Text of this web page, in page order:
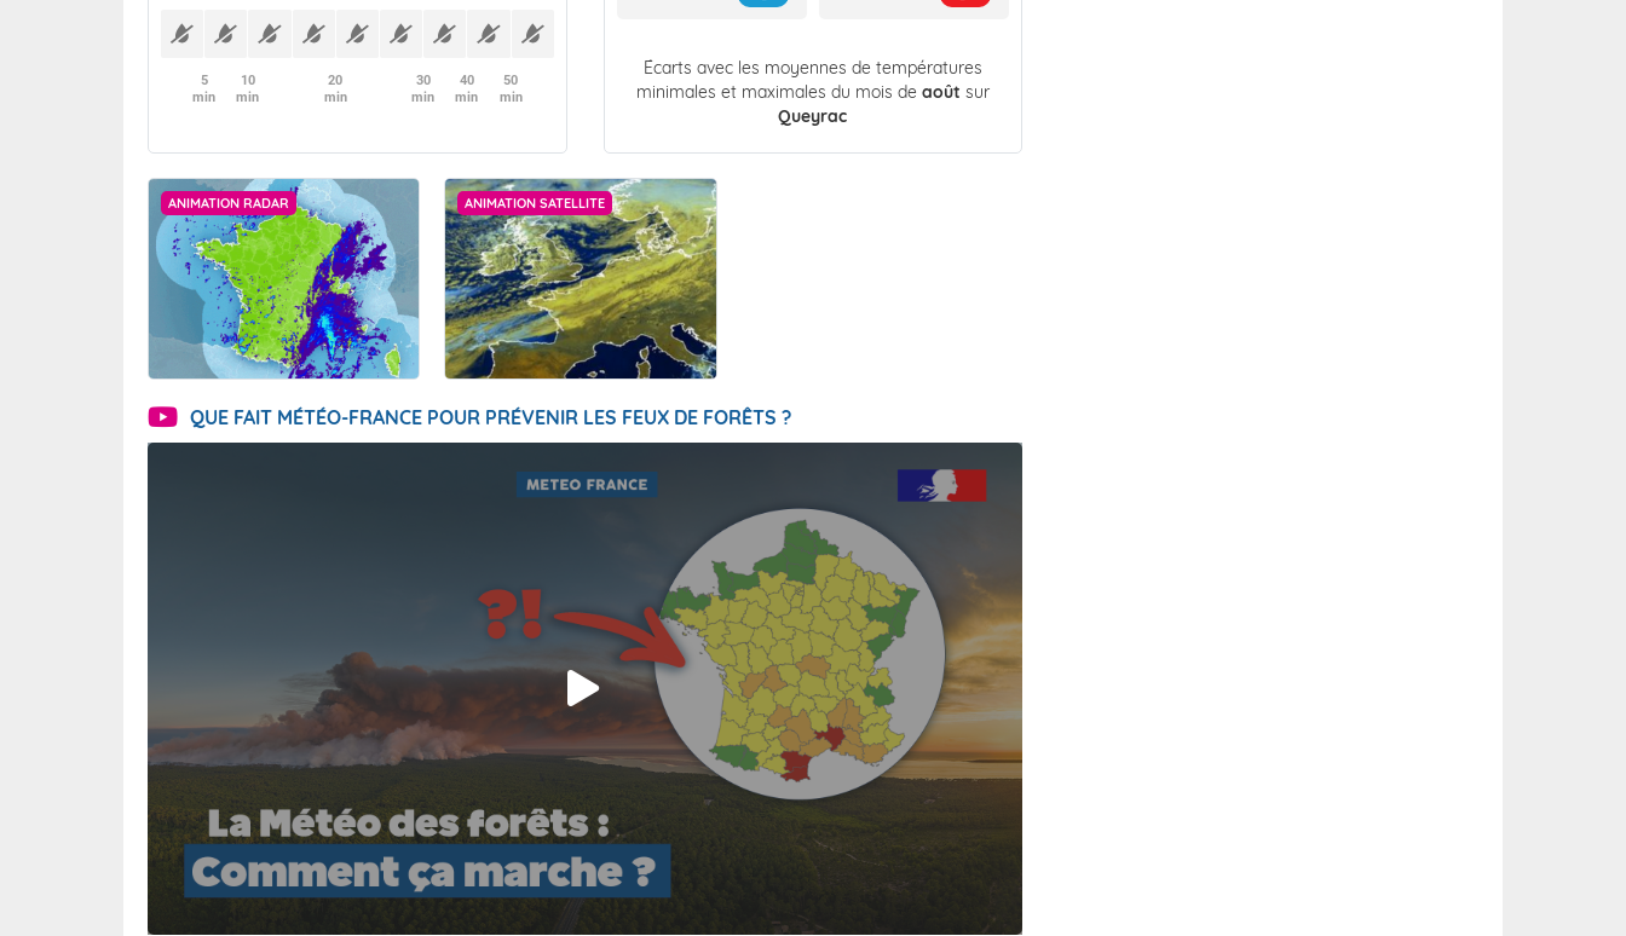
5
min
10
min
20
min
30
min
40
min
50
min
Écarts avec les moyennes de températures
minimales et maximales du mois de août sur
Queyrac
ANIMATION RADAR ANIMATION SATELLITE
QUE FAIT MÉTÉO-FRANCE POUR PRÉVENIR LES FEUX DE FORÊTS ?